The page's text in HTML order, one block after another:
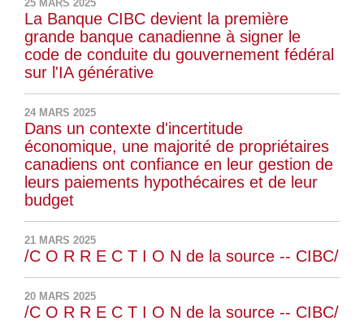
25 MARS 2025
La Banque CIBC devient la première
grande banque canadienne à signer le
code de conduite du gouvernement fédéral
sur l'IA générative
24 MARS 2025
Dans un contexte d'incertitude
économique, une majorité de propriétaires
canadiens ont confiance en leur gestion de
leurs paiements hypothécaires et de leur
budget
21 MARS 2025
/C O R R E C T I O N de la source -- CIBC/
20 MARS 2025
/C O R R E C T I O N de la source -- CIBC/